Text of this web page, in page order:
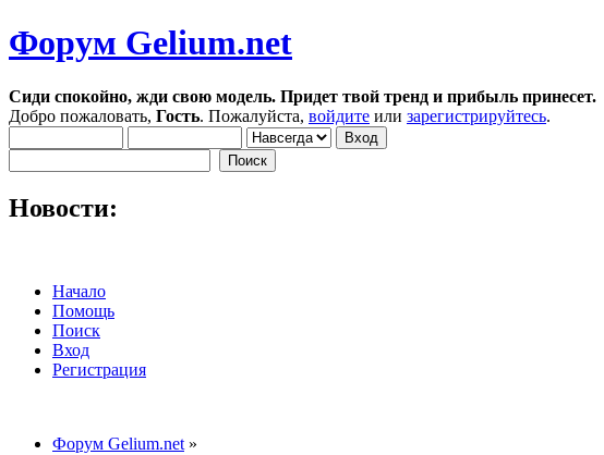
Форум Gelium.net
Сиди спокойно, жди свою модель. Придет твой тренд и прибыль принесет.
Добро пожаловать, Гость. Пожалуйста, войдите или зарегистрируйтесь.
Новости:
Начало
Помощь
Поиск
Вход
Регистрация
Форум Gelium.net »